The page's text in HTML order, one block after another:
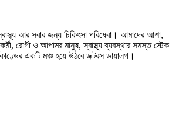
আর সবার জন্য চিকিৎসা পরিষেবা। আমাদের আশা,
রোগী ও আপামর মানুষ, স্বাস্থ্য ব্যবস্থার সমস্ত স্টেক
একটি মঞ্চ হয়ে উঠবে ডক্টরস ডায়ালগ।